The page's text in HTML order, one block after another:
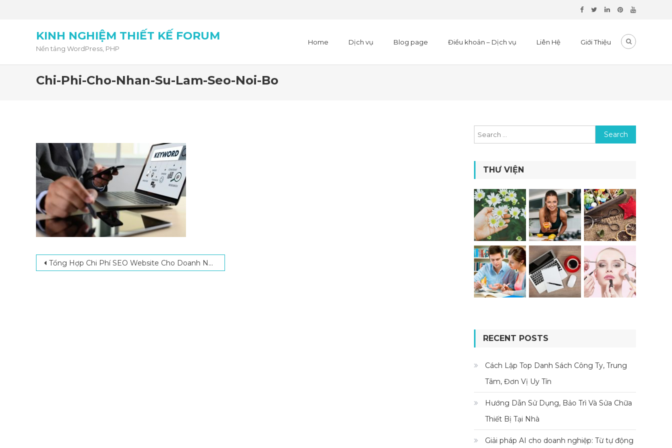
KINH NGHIỆM THIẾT KẾ FORUM
Nền tảng WordPress, PHP
Home Dịch vụ Blog page Điều khoản – Dịch vụ Liên Hệ Giới Thiệu
Chi-Phi-Cho-Nhan-Su-Lam-Seo-Noi-Bo
Post navigation
Tổng Hợp Chi Phí SEO Website Cho Doanh Nghiệp Từ A Đến Z
Search for:
THƯ VIỆN
RECENT POSTS
Cách Lập Top Danh Sách Công Ty, Trung
Tâm, Đơn Vị Uy Tín
Hướng Dẫn Sử Dụng, Bảo Trì Và Sửa Chữa
Thiết Bị Tại Nhà
Giải pháp AI cho doanh nghiệp: Từ tự động